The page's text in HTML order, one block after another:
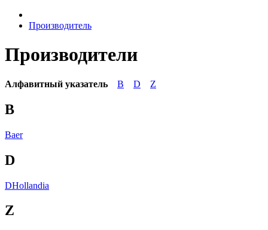
Производитель
Производители
Алфавитный указатель B D Z
B
Baer
D
DHollandia
Z